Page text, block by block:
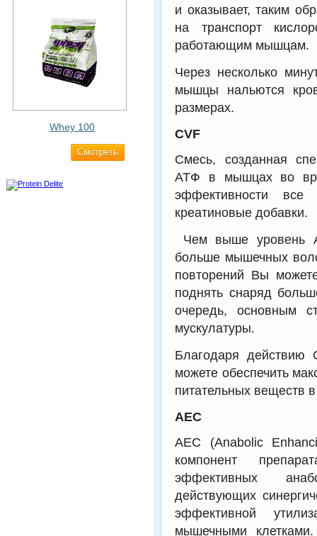
Whey 100
Cмотреть
и оказывает, таким
на транспорт
работающим мышцам.
Через несколько
мышцы нальются
размерах.
CVF
Смесь, созданная
ATФ в мышцах во
эффективности все
креатиновые добавки.
Чем выше уровень
больше мышечных
повторений Вы
поднять снаряд
очередь, основным
мускулатуры.
Благодаря действию
можете обеспечить
питательных веществ
AEC
AEC (Anabolic
компонент
эффективных
действующих
эффективной
мышечными